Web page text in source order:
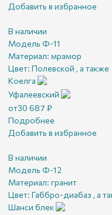
Добавить в избранное
В наличии
Модель Ф-11
Материал: мрамор
Цвет: Полевской , а также
Коелга
Уфалеевский
от30 687 ₽
Подробнее
Добавить в избранное
В наличии
Модель Ф-12
Материал: гранит
Цвет: Габбро-диабаз , а
Шанси блек